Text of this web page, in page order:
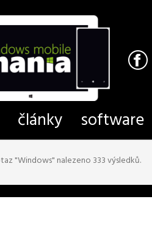
články software
"Windows" nalezeno 333 výsledků.